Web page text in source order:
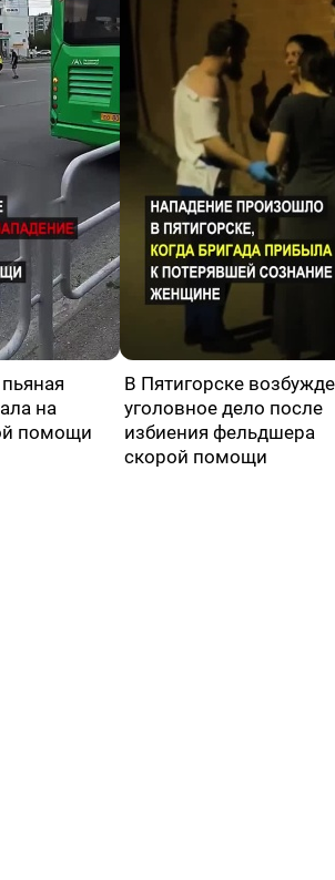
на
помощи
В Пятигорске
уголовное дело после
избиения фельдшера
скорой помощи